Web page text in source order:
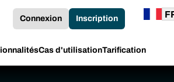
Cas d'utilisationTarification
Connexion Inscription